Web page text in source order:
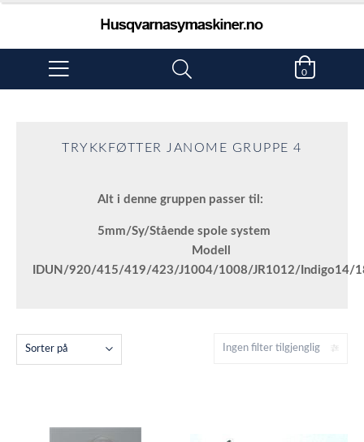
0
TRYKKFØTTER JANOME GRUPPE 4
Alt i denne gruppen passer til:
5mm/Sy/Stående spole system
Modell
IDUN/920/415/419/423/J1004/1008/JR1012/
Ingen filter tilgjenglig
Sorter på